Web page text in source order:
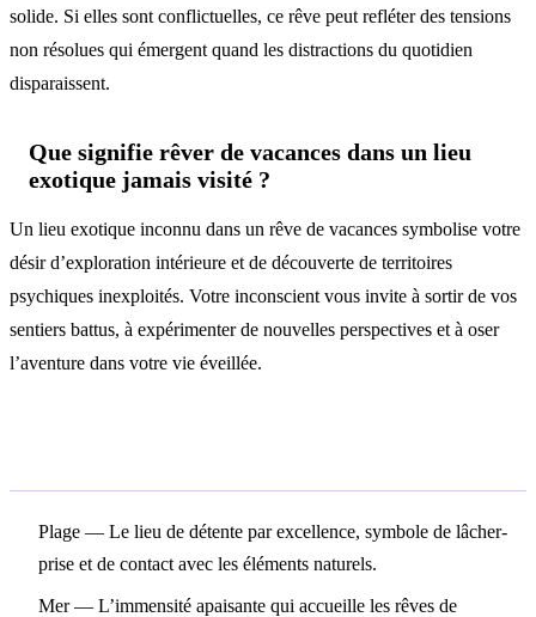
solide. Si elles sont conflictuelles, ce rêve peut refléter des tensions
non résolues qui émergent quand les distractions du quotidien
disparaissent.
Que signifie rêver de vacances dans un lieu
exotique jamais visité ?
Un lieu exotique inconnu dans un rêve de vacances symbolise votre
désir d’exploration intérieure et de découverte de territoires
psychiques inexploités. Votre inconscient vous invite à sortir de vos
sentiers battus, à expérimenter de nouvelles perspectives et à oser
l’aventure dans votre vie éveillée.
Plage — Le lieu de détente par excellence, symbole de lâcher-
prise et de contact avec les éléments naturels.
Mer— L’immensité apaisante qui accueille les rêves de